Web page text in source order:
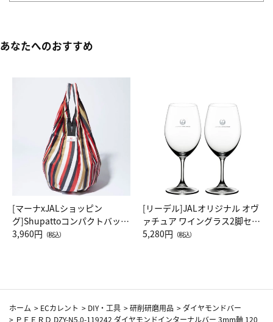
あなたへのおすすめ
[マーナxJALショッピン
グ]Shupattoコンパクトバッグ
Drop JAL客室乗務員（LC）ス
3,960円 （税込）
[リーデル]JALオリジナル オヴ
ァチュア ワイングラス2脚セッ
ト（レッドワイン）
5,280円 （税込）
ホーム > ECカレント > DIY・工具 >研削研磨用品 > ダイヤモンドバー
> ＰＦＥＲＤ DZY-N5.0-119242 ダイヤモンドインターナルバー 3mm軸 120